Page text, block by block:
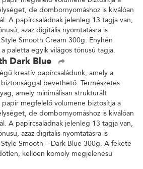
de dombornyomáshoz is kiválóan
A papírcsaládnak jelenleg 13 tagja van,
azaz digitális nyomtatásra is
Smooth Cream 300g: Enyhén
paletta egyik világos tónusú tagja.
Dark Blue
kreatív papírcsaládunk, amely a
bevethető. Természetes
amely minimálisan strukturált
megfelelő volumene biztosítja a
de dombornyomáshoz is kiválóan
A papírcsaládnak jelenleg 13 tagja van,
azaz digitális nyomtatásra is
Smooth – Dark Blue 300g. A fekete
kellően komoly megjelenésű